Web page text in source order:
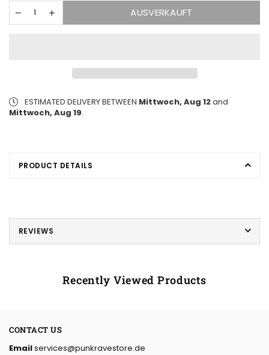
AUSVERKAUFT
ESTIMATED DELIVERY BETWEEN Mittwoch, Aug 12and
Mittwoch, Aug 19.
PRODUCT DETAILS
REVIEWS
Recently Viewed Products
CONTACT US
Emailservices@punkravestore.de